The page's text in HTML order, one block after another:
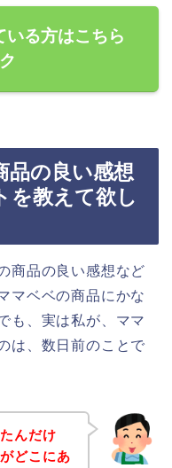
いる方はこちら
品の良い感想
を教えて欲し
商品の良い感想など
マベベの商品にかな
も、実は私が、ママ
は、数日前のことで
んだけ
どこにあ